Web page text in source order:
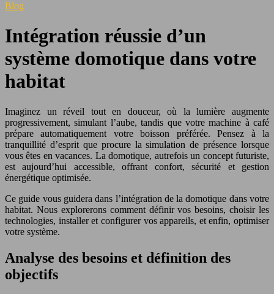
Blog
Intégration réussie d’un
système domotique dans votre
habitat
Imaginez un réveil tout en douceur, où la lumière augmente
progressivement, simulant l’aube, tandis que votre machine à café
prépare automatiquement votre boisson préférée. Pensez à la
tranquillité d’esprit que procure la simulation de présence lorsque
vous êtes en vacances. La domotique, autrefois un concept futuriste,
est aujourd’hui accessible, offrant confort, sécurité et gestion
énergétique optimisée.
Ce guide vous guidera dans l’intégration de la domotique dans votre
habitat. Nous explorerons comment définir vos besoins, choisir les
technologies, installer et configurer vos appareils, et enfin, optimiser
votre système.
Analyse des besoins et définition des
objectifs